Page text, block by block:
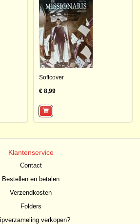
Softcover
€ 8,99
Klantenservice
Contact
Bestellen en betalen
Verzendkosten
Folders
verkopen?